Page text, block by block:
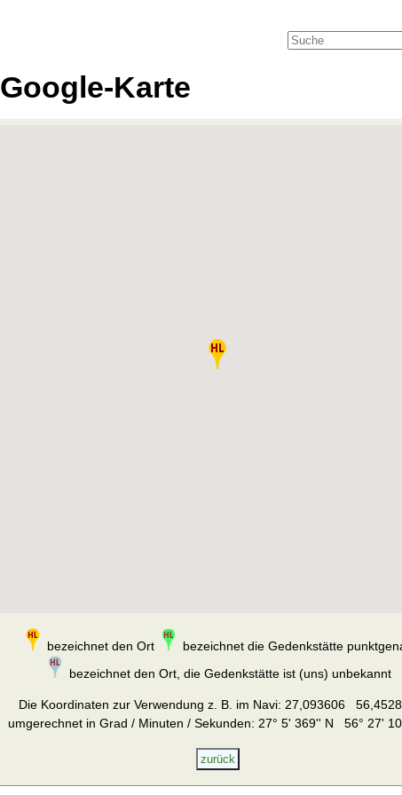
Google-Karte
bezeichnet den Ort
bezeichnet die Gedenkstätte
bezeichnet den Ort, die Gedenkstätte ist (uns) unbekannt
Die Koordinaten zur Verwendung z. B. im Navi: 27,093606
umgerechnet in Grad / Minuten / Sekunden: 27° 5' 369'' N 56° 27'